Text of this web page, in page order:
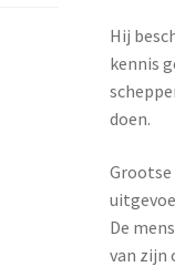
Hij
kennis
doen.
Grootse
De
van zijn